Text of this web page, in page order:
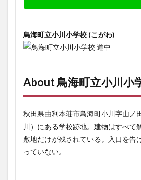
鳥海町立小川小学校 (こがわ)
About 鳥海町立小川小
秋田県由利本荘市鳥海町小川字山ノ
川）にある学校跡地。建物はすべて
敷地だけが残されている。入口を告
っていない。